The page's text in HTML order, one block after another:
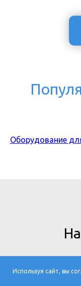
Оборудование
Используя сайт, вы